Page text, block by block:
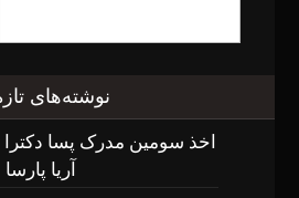
نوشته‌های
اخذ سومین مدرک پسا
آریا پارسا